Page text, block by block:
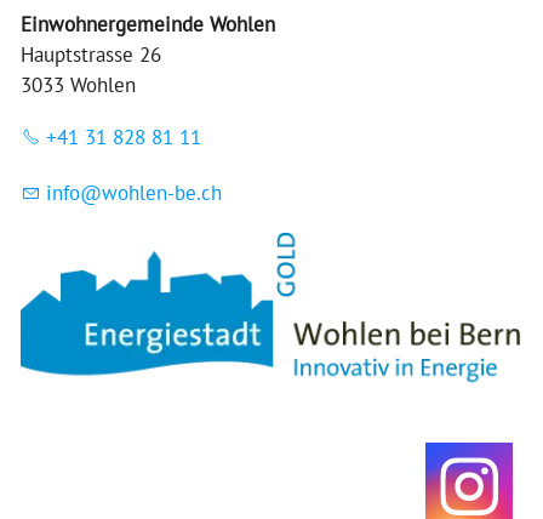
Einwohnergemeinde Wohlen
Hauptstrasse 26
3033 Wohlen
+41 31 828 81 11
nf w hl n-b ch